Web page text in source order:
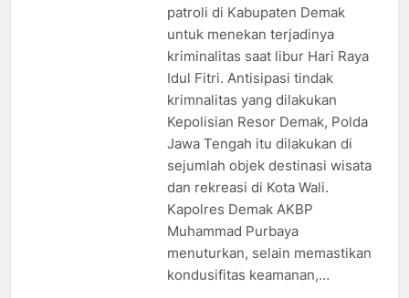
patroli di Kabupaten Demak
untuk menekan terjadinya
kriminalitas saat libur Hari Raya
Idul Fitri. Antisipasi tindak
krimnalitas yang dilakukan
Kepolisian Resor Demak, Polda
Jawa Tengah itu dilakukan di
sejumlah objek destinasi wisata
dan rekreasi di Kota Wali.
Kapolres Demak AKBP
Muhammad Purbaya
menuturkan, selain memastikan
kondusifitas keamanan,…